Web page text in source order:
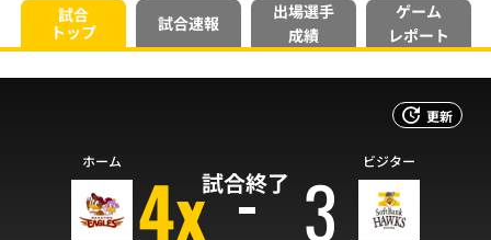
試合
トップ
試合速報
出場選手
成績
ゲーム
レポート
更新
試合終了
ホーム 4x 3 ビジター